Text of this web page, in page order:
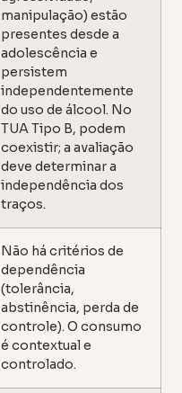
manipulação) estão
presentes desde a
adolescência e
persistem
independentemente
do uso de álcool. No
TUA Tipo B, podem
coexistir; a avaliação
deve determinar a
independência dos
traços.
Não há critérios de
dependência
(tolerância,
abstinência, perda de
controle). O consumo
é contextual e
controlado.